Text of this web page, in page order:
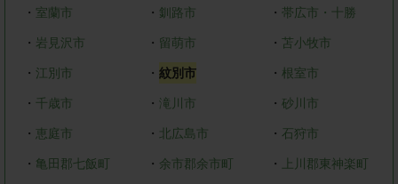
・ 室蘭市 ・ 釧路市 ・ 帯広市・十勝
・ 岩見沢市 ・ 留萌市 ・苫小牧市
・ 江別市 ・ 紋別市 ・ 根室市
・ 千歳市 ・ 滝川市 ・砂川市
・ 恵庭市 ・ 北広島市 ・ 石狩市
・ 亀田郡七飯町 ・ 余市郡余市町 ・ 上川郡東神楽町